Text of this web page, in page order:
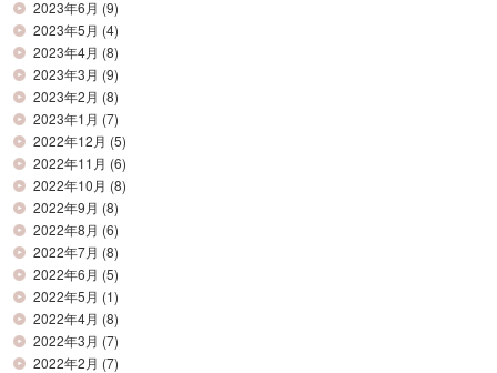
2023年6月 (9)
2023年5月 (4)
2023年4月 (8)
2023年3月 (9)
2023年2月 (8)
2023年1月 (7)
2022年12月 (5)
2022年11月 (6)
2022年10月 (8)
2022年9月 (8)
2022年8月 (6)
2022年7月 (8)
2022年6月 (5)
2022年5月 (1)
2022年4月 (8)
2022年3月 (7)
2022年2月 (7)